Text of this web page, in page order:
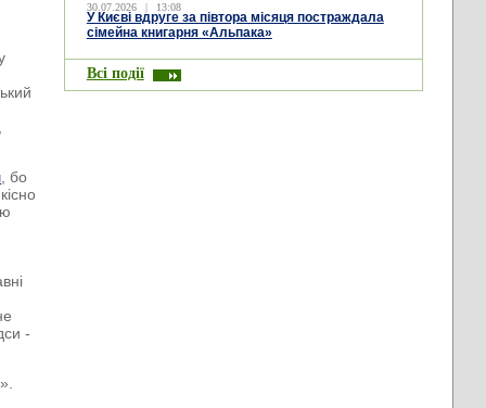
, бо
-
30.07.2026 | 13:08
У Києві вдруге за півтора місяця постраждала
сімейна книгарня «Альпака»
Всі події